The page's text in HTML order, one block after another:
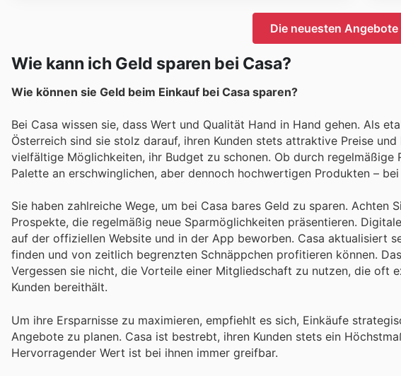
Die neuesten Angebote
Wie kann ich Geld sparen bei Casa?
Wie können sie Geld beim Einkauf bei Casa sparen?
Bei Casa wissen sie, dass Wert und Qualität Hand in Hand gehen. Als
Österreich sind sie stolz darauf, ihren Kunden stets attraktive Preise
vielfältige Möglichkeiten, ihr Budget zu schonen. Ob durch
Palette an erschwinglichen, aber dennoch hochwertigen Produkten –
Sie haben zahlreiche Wege, um bei Casa bares Geld zu sparen.
Prospekte, die regelmäßig neue Sparmöglichkeiten präsentieren.
auf der offiziellen Website und in der App beworben. Casa aktualisiert
finden und von zeitlich begrenzten Schnäppchen profitieren können.
Vergessen sie nicht, die Vorteile einer Mitgliedschaft zu nutzen, die oft
Kunden bereithält.
Um ihre Ersparnisse zu maximieren, empfiehlt es sich, Einkäufe
Angebote zu planen. Casa ist bestrebt, ihren Kunden stets ein
Hervorragender Wert ist bei ihnen immer greifbar.